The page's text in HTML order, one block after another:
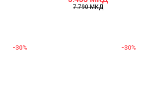
7.790МКД
-30% -30%